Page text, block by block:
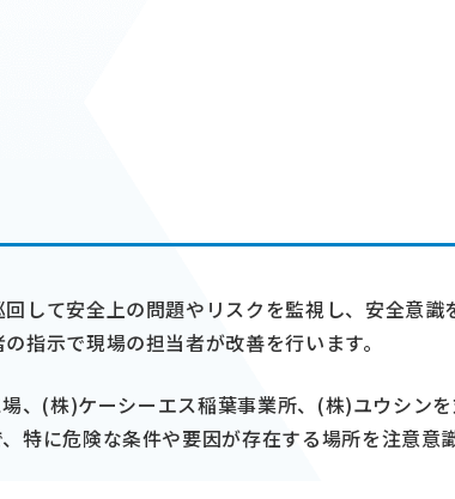
して安全上の問題やリスクを監視し、安全意
指示で現場の担当者が改善を行います。
、(株)ケーシーエス稲葉事業所、(株)ユウシン
特に危険な条件や要因が存在する場所を注意意